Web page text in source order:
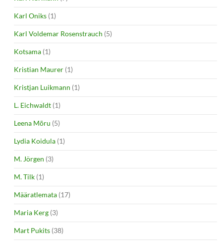
Karl Oniks (1)
Karl Voldemar Rosenstrauch (5)
Kotsama (1)
Kristian Maurer (1)
Kristjan Luikmann (1)
L. Eichwaldt (1)
Leena Mõru (5)
Lydia Koidula (1)
M. Jörgen (3)
M. Tilk (1)
Määratlemata (17)
Maria Kerg (3)
Mart Pukits (38)